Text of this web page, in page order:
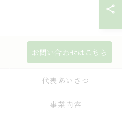
お問い合わせはこちら
代表あいさつ
事業内容